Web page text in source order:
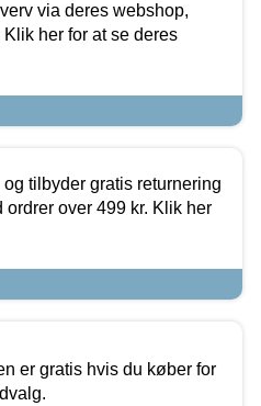
via deres webshop,
her for at se deres
tilbyder gratis returnering
over 499 kr. Klik her
er gratis hvis du køber for